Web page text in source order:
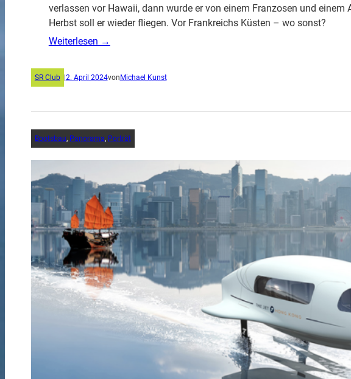
verlassen vor Hawaii, dann wurde er von einem Franzosen und einem
Herbst soll er wieder fliegen. Vor Frankreichs Küsten – wo sonst?
Weiterlesen →
SR Club 2. April 2024von Michael Kunst
Bootsbau, Panorama, Porträt